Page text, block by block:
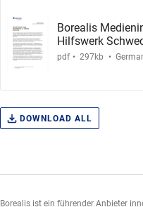
Borealis
Hilfswerk
pdf. 297kb .
DOWNLOAD ALL
Borealis ist ein führender Anbieter